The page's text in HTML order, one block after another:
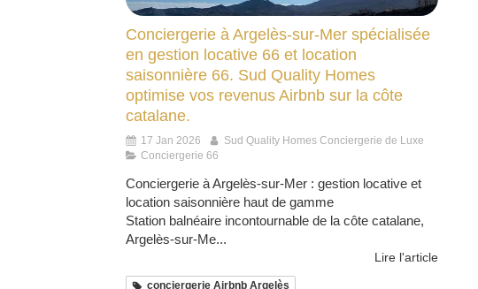
Conciergerie à Argelès-sur-Mer spécialisée
en gestion locative 66 et location
saisonnière 66. Sud Quality Homes
optimise vos revenus Airbnb sur la côte
catalane.
17 Jan 2026
Sud Quality Homes Conciergerie de Luxe
Conciergerie 66
Conciergerie à Argelès-sur-Mer : gestion locative et
location saisonnière haut de gamme
Station balnéaire incontournable de la côte catalane,
Argelès-sur-Me...
Lire l'article
conciergerie Airbnb Argelès